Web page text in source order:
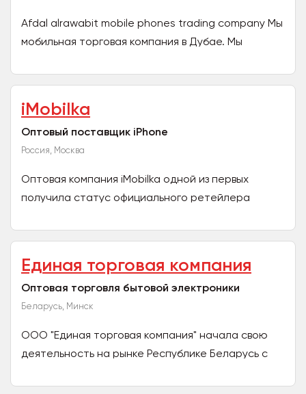
Аfdal alrawabit mobile phones trading company Мы
мобильная торговая компания в Дубае. Мы
оптом.
iMobilka
Оптовый поставщик iPhone
Россия, Москва
Оптовая компания iMobilka одной из первых
получила статус официального ретейлера
максимально...
Единая торговая компания
Оптовая торговля бытовой электроники
Беларусь, Минск
ООО "Единая торговая компания" начала свою
деятельность на рынке Республике Беларусь с
стабильная,...